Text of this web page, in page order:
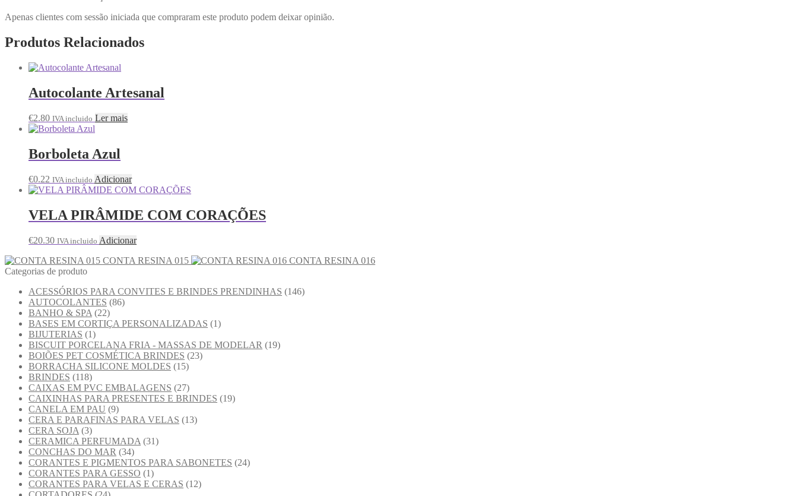
Apenas clientes com sessão iniciada que compraram este produto podem deixar opinião.
Produtos Relacionados
Autocolante Artesanal
€2.80 IVA incluido Ler mais
Borboleta Azul
€0.22 IVA incluido Adicionar
VELA PIRÂMIDE COM CORAÇÕES
€20.30 IVA incluido Adicionar
CONTA RESINA 015
CONTA RESINA 016
Categorias de produto
ACESSÓRIOS PARA CONVITES E BRINDES PRENDINHAS (146)
AUTOCOLANTES (86)
BANHO & SPA (22)
BASES EM CORTIÇA PERSONALIZADAS (1)
BIJUTERIAS (1)
BISCUIT PORCELANA FRIA - MASSAS DE MODELAR (19)
BOIÕES PET COSMÉTICA BRINDES (23)
BORRACHA SILICONE MOLDES (15)
BRINDES (118)
CAIXAS EM PVC EMBALAGENS (27)
CAIXINHAS PARA PRESENTES E BRINDES (19)
CANELA EM PAU (9)
CERA E PARAFINAS PARA VELAS (13)
CERA SOJA (3)
CERAMICA PERFUMADA (31)
CONCHAS DO MAR (34)
CORANTES E PIGMENTOS PARA SABONETES (24)
CORANTES PARA GESSO (1)
CORANTES PARA VELAS E CERAS (12)